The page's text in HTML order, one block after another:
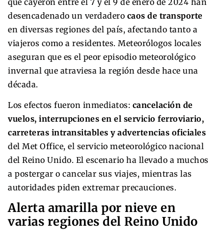
desencadenado un verdadero caos de transporte
en diversas regiones del país, afectando tanto a
viajeros como a residentes. Meteorólogos locales
aseguran que es el peor episodio meteorológico
invernal que atraviesa la región desde hace una
década.
Los efectos fueron inmediatos: cancelación de
vuelos, interrupciones en el servicio ferroviario,
carreteras intransitables y advertencias oficiales
del Met Office, el servicio meteorológico nacional
del Reino Unido. El escenario ha llevado a muchos
a postergar o cancelar sus viajes, mientras las
autoridades piden extremar precauciones.
Alerta amarilla por nieve en
varias regiones del Reino Unido